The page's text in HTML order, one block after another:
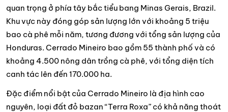
quan trọng ở phía tây bắc tiểu bang Minas Gerais, Brazil.
Khu vực này đóng góp sản lượng lớn với khoảng 5 triệu
bao cà phê mỗi năm, tương đương với tổng sản lượng của
Honduras. Cerrado Mineiro bao gồm 55 thành phố và có
khoảng 4.500 nông dân trồng cà phê, với tổng diện tích
canh tác lên đến 170.000 ha.
Đặc điểm nổi bật của Cerrado Mineiro là địa hình cao
nguyên, loại đất đỏ bazan “Terra Roxa” có khả năng thoát